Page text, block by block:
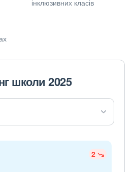
інклюзивних класів
школи 2025
2